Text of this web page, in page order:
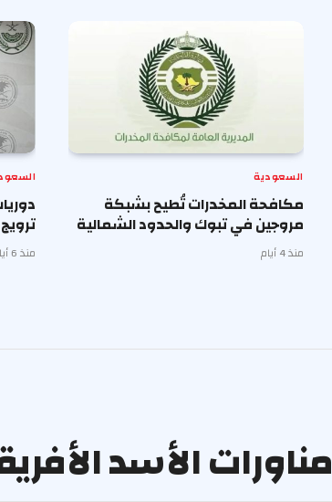
السعودية
مكافحة المخدرات تُطيح بشبكة
مروجين في تبوك والحدود الشمالية
منذ 4 أيام منذ 6 أيام
الأسد